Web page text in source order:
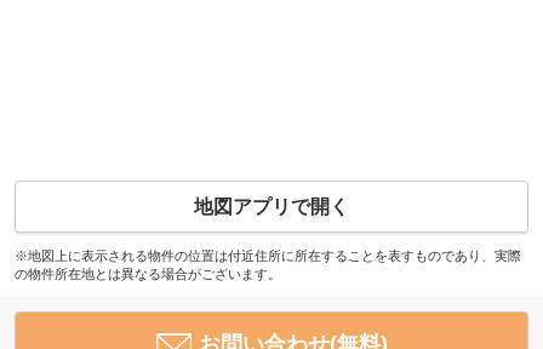
地図アプリで開く
※地図上に表示される物件の位置は付近住所に所在することを表すものであり、実際
の物件所在地とは異なる場合がございます。